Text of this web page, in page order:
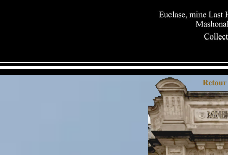
Euclase, mine Last Hope, Mwami,